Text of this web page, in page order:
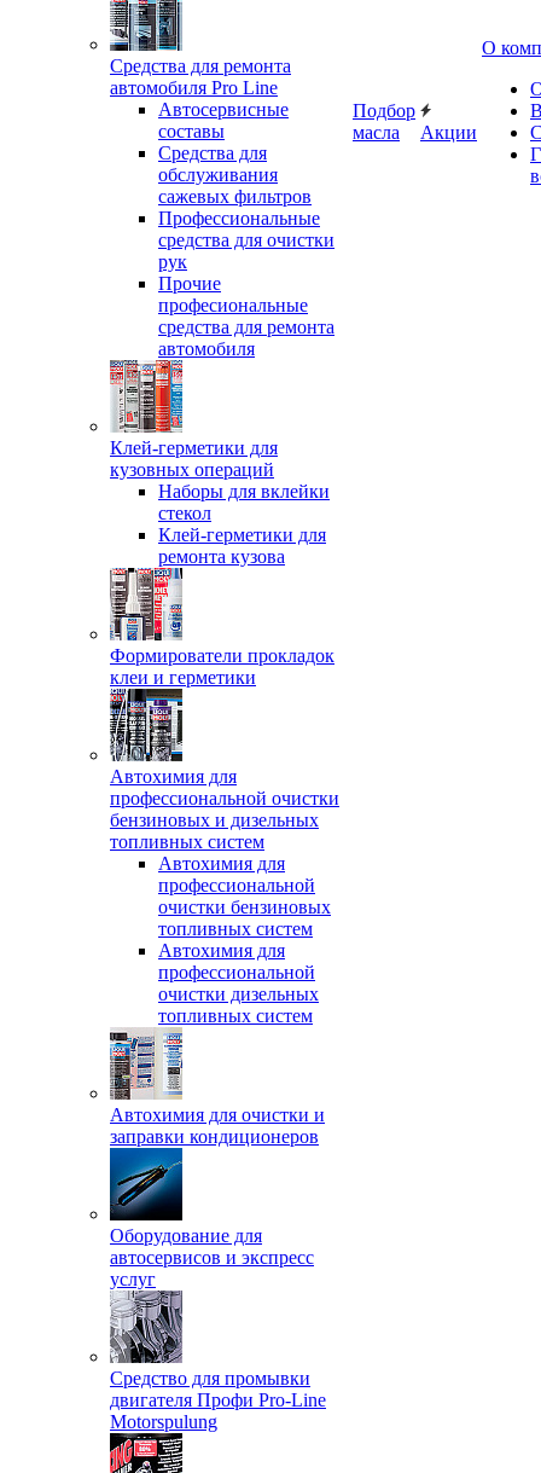
Средства для ремонта
автомобиля Pro Line
Автосервисные
составы
Средства для
обслуживания
сажевых фильтров
Профессиональные
средства для очистки
рук
Прочие
професиональные
средства для ремонта
автомобиля
Клей-герметики для
кузовных операций
Наборы для вклейки
стекол
Клей-герметики для
ремонта кузова
Формирователи прокладок
клеи и герметики
Автохимия для
профессиональной очистки
бензиновых и дизельных
топливных систем
Автохимия для
профессиональной
очистки бензиновых
топливных систем
Автохимия для
профессиональной
очистки дизельных
топливных систем
Автохимия для очистки и
заправки кондиционеров
Оборудование для
автосервисов и экспресс
услуг
Средство для промывки
двигателя Профи Pro-Line
Motorspulung
Подбор
масла
Акции
О